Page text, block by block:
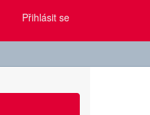
Přihlásit se